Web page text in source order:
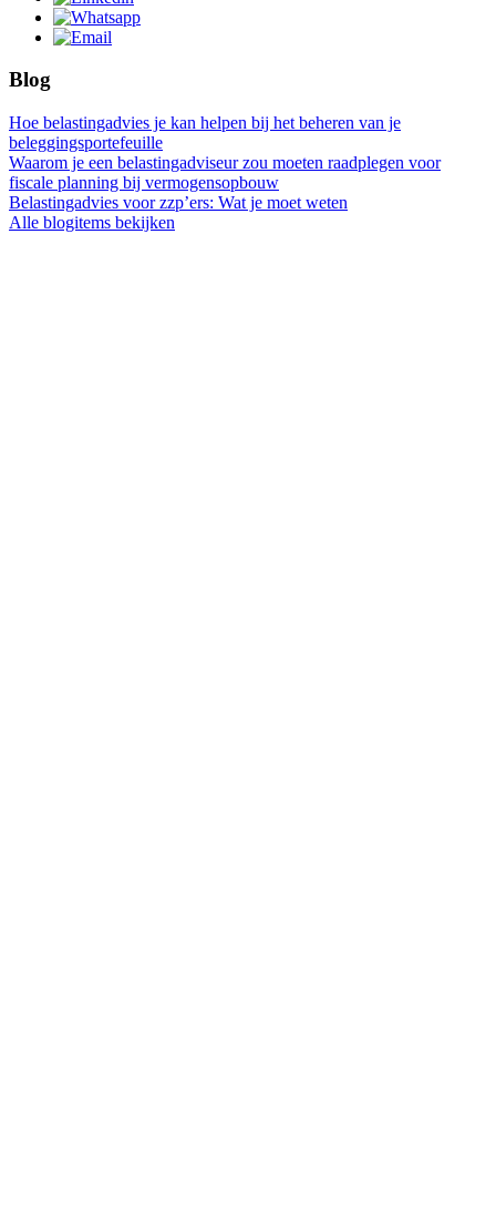
Blog
Hoe belastingadvies je kan helpen bij het beheren van je
beleggingsportefeuille
Waarom je een belastingadviseur zou moeten raadplegen voor
fiscale planning bij vermogensopbouw
Belastingadvies voor zzp’ers: Wat je moet weten
Alle blogitems bekijken